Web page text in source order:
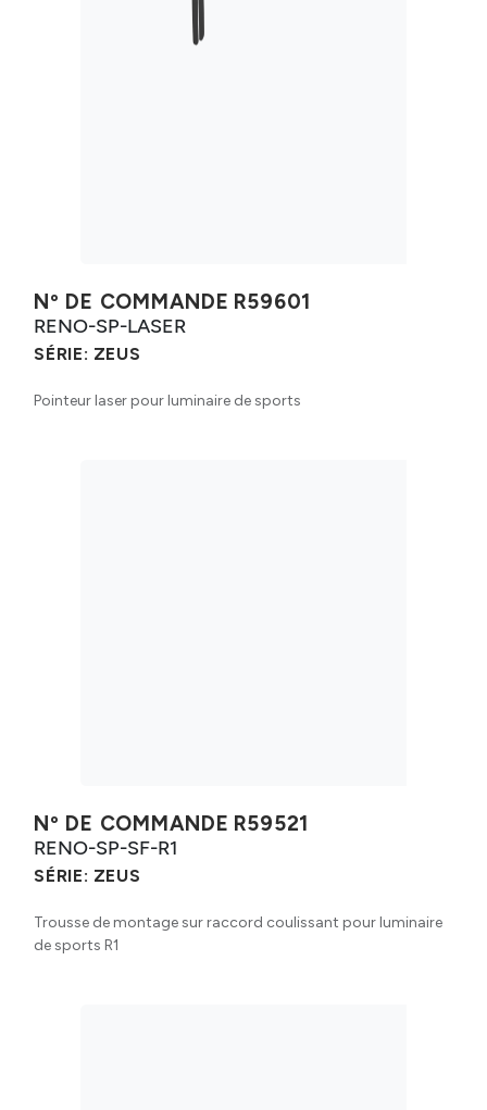
Nº DE COMMANDE R59601
RENO-SP-LASER
SÉRIE: ZEUS
Pointeur laser pour luminaire de sports
Nº DE COMMANDE R59521
RENO-SP-SF-R1
SÉRIE: ZEUS
Trousse de montage sur raccord coulissant pour luminaire
de sports R1